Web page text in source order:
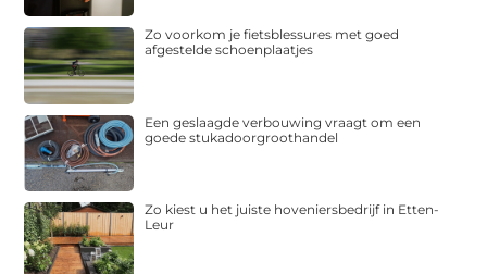
Zo voorkom je fietsblessures met goed
afgestelde schoenplaatjes
Een geslaagde verbouwing vraagt om een
goede stukadoorgroothandel
Zo kiest u het juiste hoveniersbedrijf in Etten-
Leur